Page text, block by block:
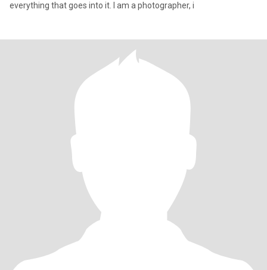
everything that goes into it. I am a photographer, i